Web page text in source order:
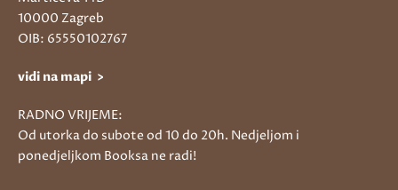
10000 Zagreb
OIB: 65550102767
vidi na mapi >
RADNO VRIJEME:
Od utorka do subote od 10 do 20h. Nedjeljom i
ponedjeljkom Booksa ne radi!